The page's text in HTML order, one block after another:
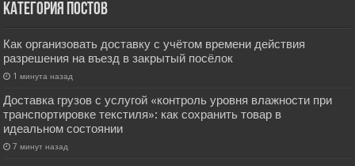
Категория постов
Как организовать доставку с учётом времени действия
разрешения на въезд в закрытый посёлок
1 минута назад
Доставка грузов с услугой «контроль уровня влажности при
транспортировке текстиля»: как сохранить товар в
идеальном состоянии
7 минут назад